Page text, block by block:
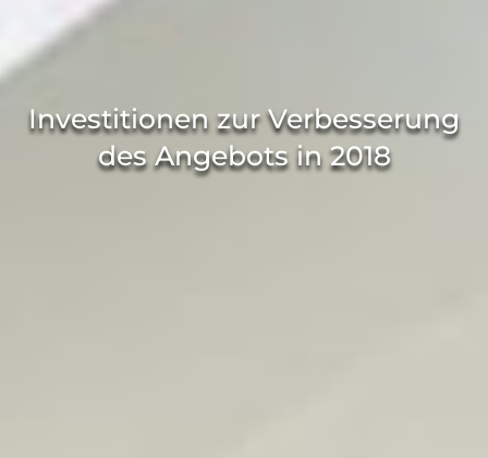
Investitionen zur Verbesserung
des Angebots in 2018